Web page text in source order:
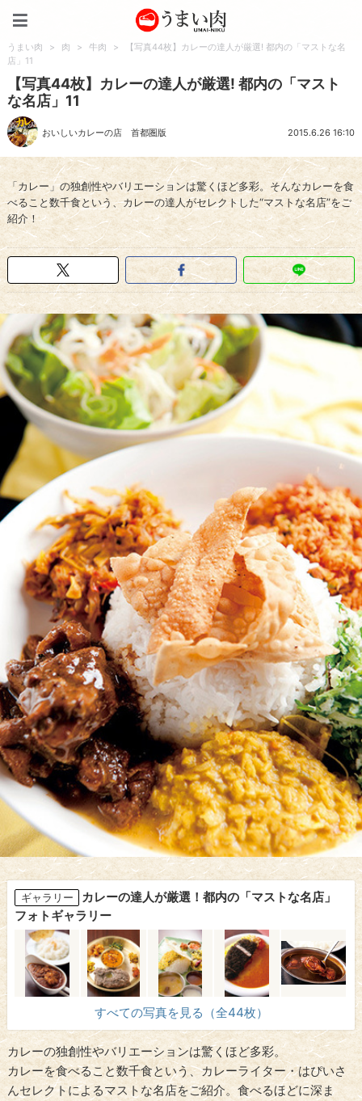
うまい肉 > 肉 > 牛肉 >
【写真44枚】カレーの達人が厳選! 都内の「マストな名
店」11
【写真44枚】カレーの達人が厳選! 都内の「マスト
な名店」11
おいしいカレーの店 首都圏版 2015.6.26 16:10
「カレー」の独創性やバリエーションは驚くほど多彩。そんなカレーを食
べること数千食という、カレーの達人がセレクトした“マストな名店”をご
紹介！
ギャラリー
カレーの達人が厳選！都内の「マストな名店」
フォトギャラリー
すべての写真を見る（全44枚）
カレーの独創性やバリエーションは驚くほど多彩。
カレーを食べること数千食という、カレーライター・はぴいさ
んセレクトによるマストな名店をご紹介。食べるほどに深ま